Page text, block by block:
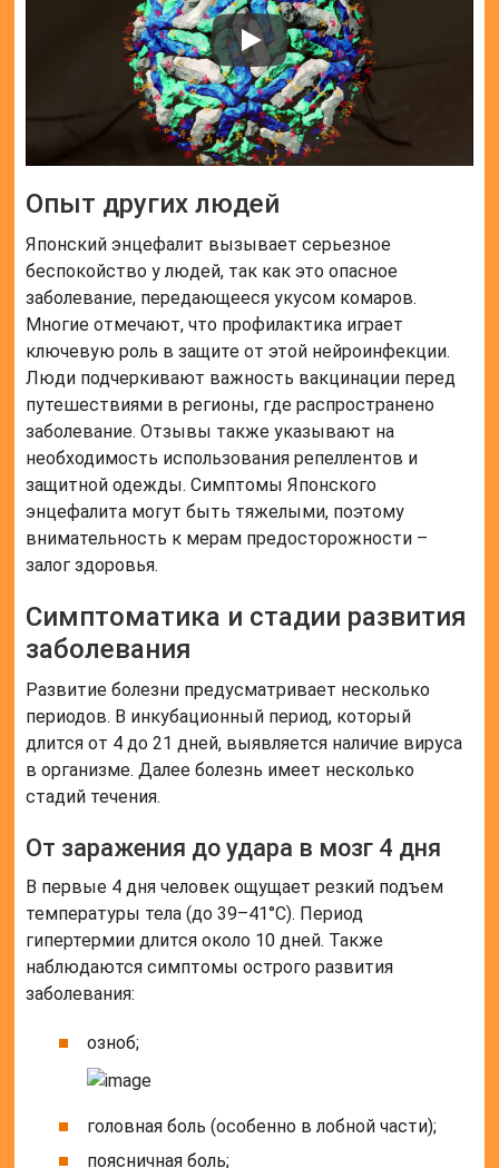
Опыт других людей
Японский энцефалит вызывает серьезное
беспокойство у людей, так как это опасное
заболевание, передающееся укусом комаров.
Многие отмечают, что профилактика играет
ключевую роль в защите от этой нейроинфекции.
Люди подчеркивают важность вакцинации перед
путешествиями в регионы, где распространено
заболевание. Отзывы также указывают на
необходимость использования репеллентов и
защитной одежды. Симптомы Японского
энцефалита могут быть тяжелыми, поэтому
внимательность к мерам предосторожности –
залог здоровья.
Симптоматика и стадии развития
заболевания
Развитие болезни предусматривает несколько
периодов. В инкубационный период, который
длится от 4 до 21 дней, выявляется наличие вируса
в организме. Далее болезнь имеет несколько
стадий течения.
От заражения до удара в мозг 4 дня
В первые 4 дня человек ощущает резкий подъем
температуры тела (до 39–41°С). Период
гипертермии длится около 10 дней. Также
наблюдаются симптомы острого развития
заболевания:
озноб;
головная боль (особенно в лобной части);
поясничная боль;